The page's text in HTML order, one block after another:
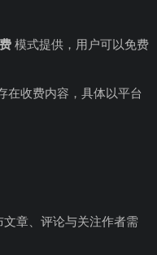
模式提供，用户可以免费
在收费内容，具体以平台
章、评论与关注作者需